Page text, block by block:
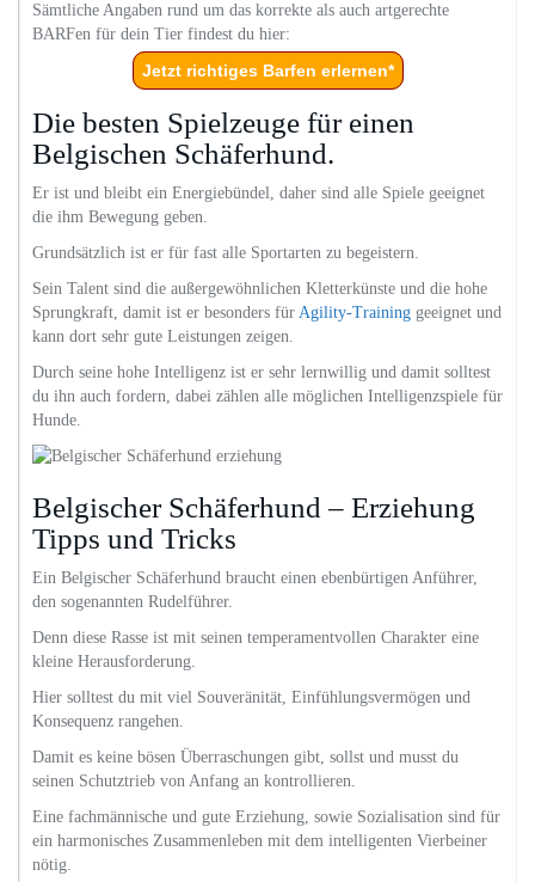
Sämtliche Angaben rund um das korrekte als auch artgerechte
BARFen für dein Tier findest du hier:
Jetzt richtiges Barfen erlernen*
Die besten Spielzeuge für einen
Belgischen Schäferhund.
Er ist und bleibt ein Energiebündel, daher sind alle Spiele geeignet
die ihm Bewegung geben.
Grundsätzlich ist er für fast alle Sportarten zu begeistern.
Sein Talent sind die außergewöhnlichen Kletterkünste und die hohe
Sprungkraft, damit ist er besonders für Agility-Training geeignet und
kann dort sehr gute Leistungen zeigen.
Durch seine hohe Intelligenz ist er sehr lernwillig und damit solltest
du ihn auch fordern, dabei zählen alle möglichen Intelligenzspiele für
Hunde.
Belgischer Schäferhund – Erziehung
Tipps und Tricks
Ein Belgischer Schäferhund braucht einen ebenbürtigen Anführer,
den sogenannten Rudelführer.
Denn diese Rasse ist mit seinen temperamentvollen Charakter eine
kleine Herausforderung.
Hier solltest du mit viel Souveränität, Einfühlungsvermögen und
Konsequenz rangehen.
Damit es keine bösen Überraschungen gibt, sollst und musst du
seinen Schutztrieb von Anfang an kontrollieren.
Eine fachmännische und gute Erziehung, sowie Sozialisation sind für
ein harmonisches Zusammenleben mit dem intelligenten Vierbeiner
nötig.